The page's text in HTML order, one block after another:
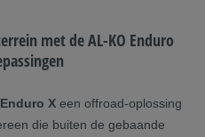
met de AL-KO Enduro
X een offroad-oplossing
die buiten de gebaande